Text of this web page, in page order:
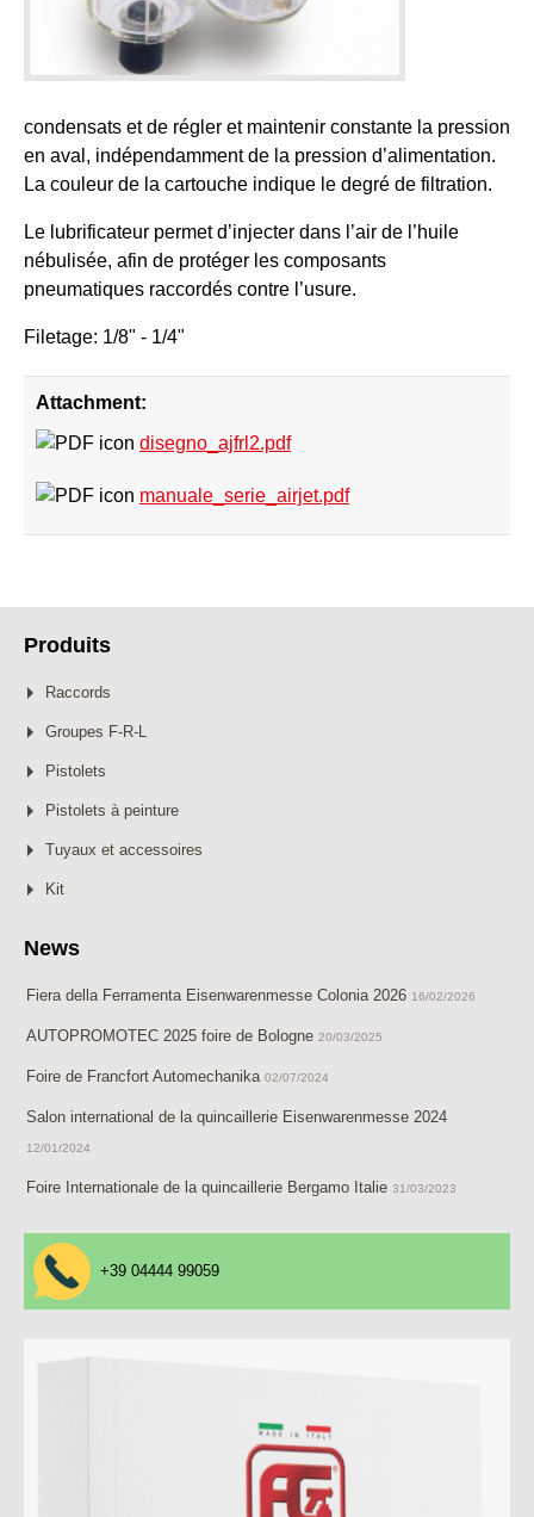
condensats et de régler et maintenir constante la pression
en aval, indépendamment de la pression d’alimentation.
La couleur de la cartouche indique le degré de filtration.
Le lubrificateur permet d’injecter dans l’air de l’huile
nébulisée, afin de protéger les composants
pneumatiques raccordés contre l’usure.
Filetage: 1/8" - 1/4"
Attachment:
disegno_ajfrl2.pdf
manuale_serie_airjet.pdf
Produits
Raccords
Groupes F-R-L
Pistolets
Pistolets à peinture
Tuyaux et accessoires
Kit
News
Fiera della Ferramenta Eisenwarenmesse Colonia 2026 16/02/2026
AUTOPROMOTEC 2025 foire de Bologne 20/03/2025
Foire de Francfort Automechanika 02/07/2024
Salon international de la quincaillerie Eisenwarenmesse 2024
12/01/2024
Foire Internationale de la quincaillerie Bergamo Italie 31/03/2023
+39 04444 99059